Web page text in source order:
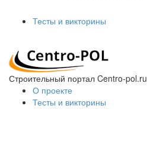
Тесты и викторины
Строительный портал Centro-pol.ru
О проекте
Тесты и викторины